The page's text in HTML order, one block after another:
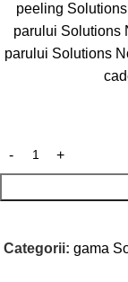
peeling
parului Solutions
parului Solutions
Categorii: gama